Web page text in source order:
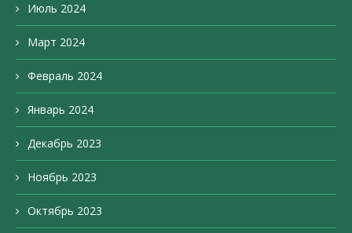
Июль 2024
Март 2024
Февраль 2024
Январь 2024
Декабрь 2023
Ноябрь 2023
Октябрь 2023